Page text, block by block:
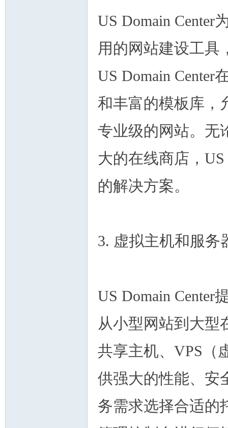
US Domain
用的网站建设工具
US Domain
和丰富的模板库，
专业级的网站。无
大的在线商店，
的解决方案。
3. 虚拟主机和服务
US Domain
从小型网站到大型
共享主机、VPS（
供强大的性能、安
务需求选择合适的